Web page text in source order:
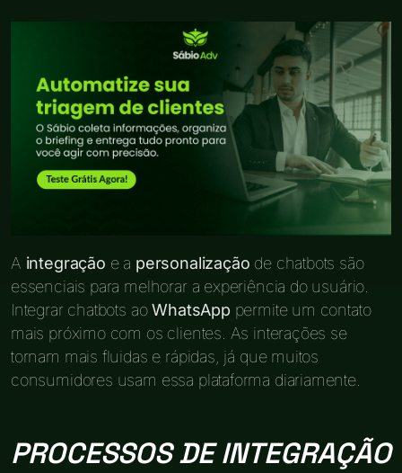
A integração e a personalização de chatbots são
essenciais para melhorar a experiência do usuário.
Integrar chatbots aoWhatsApp permite um contato
mais próximo com os clientes. As interações se
tornam mais fluidas e rápidas, já que muitos
consumidores usam essa plataforma diariamente.
PROCESSOS DE INTEGRAÇÃO